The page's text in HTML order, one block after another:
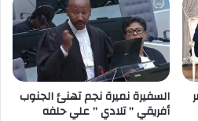
السفيرة نميرة نجم تهنئ الجنوب
أفريقي ” تلادي ” علي حلفه